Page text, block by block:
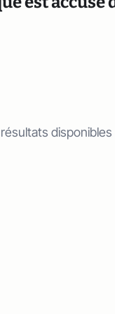
disponibles